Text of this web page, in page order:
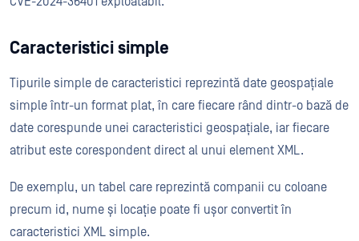
Caracteristici simple
Tipurile simple de caracteristici reprezintă date geospațiale
simple într-un format plat, în care fiecare rând dintr-o bază de
date corespunde unei caracteristici geospațiale, iar fiecare
atribut este corespondent direct al unui element XML.
De exemplu, un tabel care reprezintă companii cu coloane
precum id, nume și locație poate fi ușor convertit în
caracteristici XML simple.